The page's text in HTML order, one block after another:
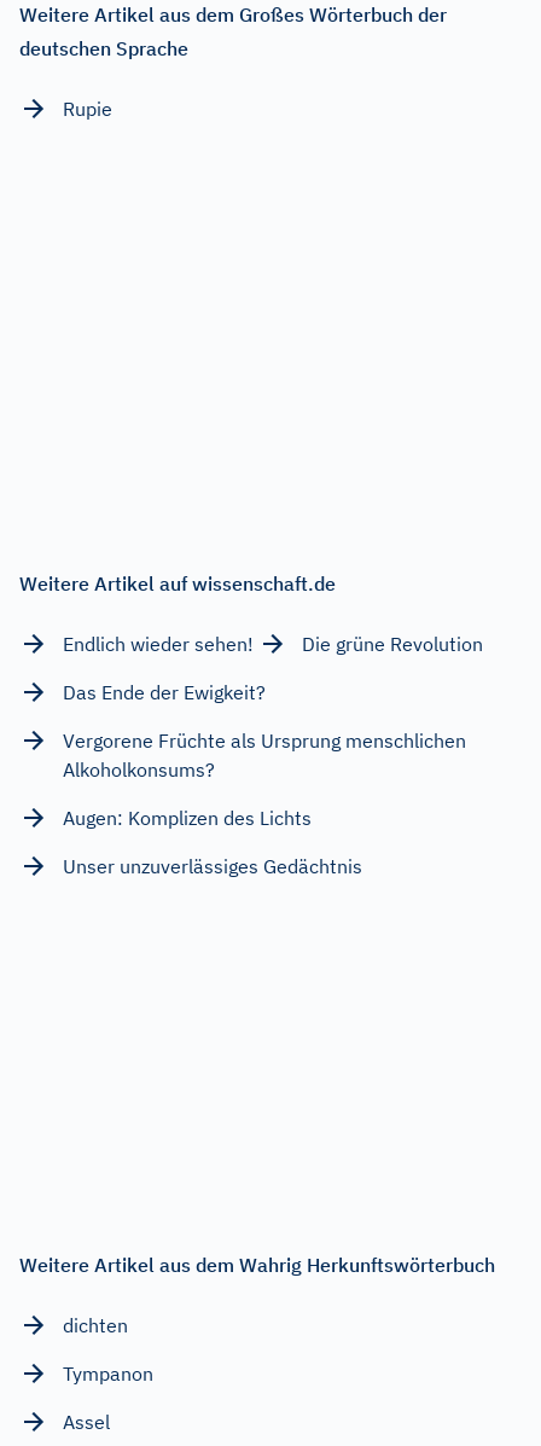
Weitere Artikel aus dem Großes Wörterbuch der
deutschen Sprache
Rupie
Weitere Artikel auf wissenschaft.de
Endlich wieder sehen!
Die grüne Revolution
Das Ende der Ewigkeit?
Vergorene Früchte als Ursprung menschlichen
Alkoholkonsums?
Augen: Komplizen des Lichts
Unser unzuverlässiges Gedächtnis
Weitere Artikel aus dem Wahrig Herkunftswörterbuch
dichten
Tympanon
Assel